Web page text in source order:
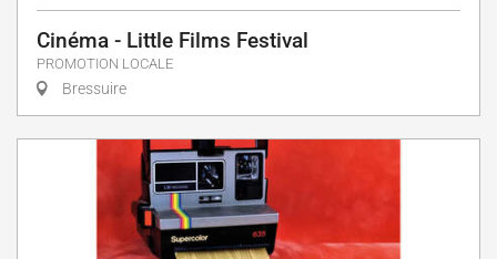
Cinéma - Little Films Festival
PROMOTION LOCALE
Bressuire